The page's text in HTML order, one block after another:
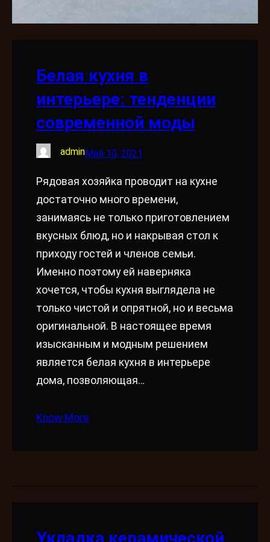
Белая кухня в
интерьере: тенденции
современной моды
adminМай 10, 2021
Рядовая хозяйка проводит на кухне
достаточно много времени,
занимаясь не только приготовлением
вкусных блюд, но и накрывая стол к
приходу гостей и членов семьи.
Именно поэтому ей наверняка
хочется, чтобы кухня выглядела не
только чистой и опрятной, но и весьма
оригинальной. В настоящее время
изысканным и модным решением
является белая кухня в интерьере
дома, позволяющая…
Know More